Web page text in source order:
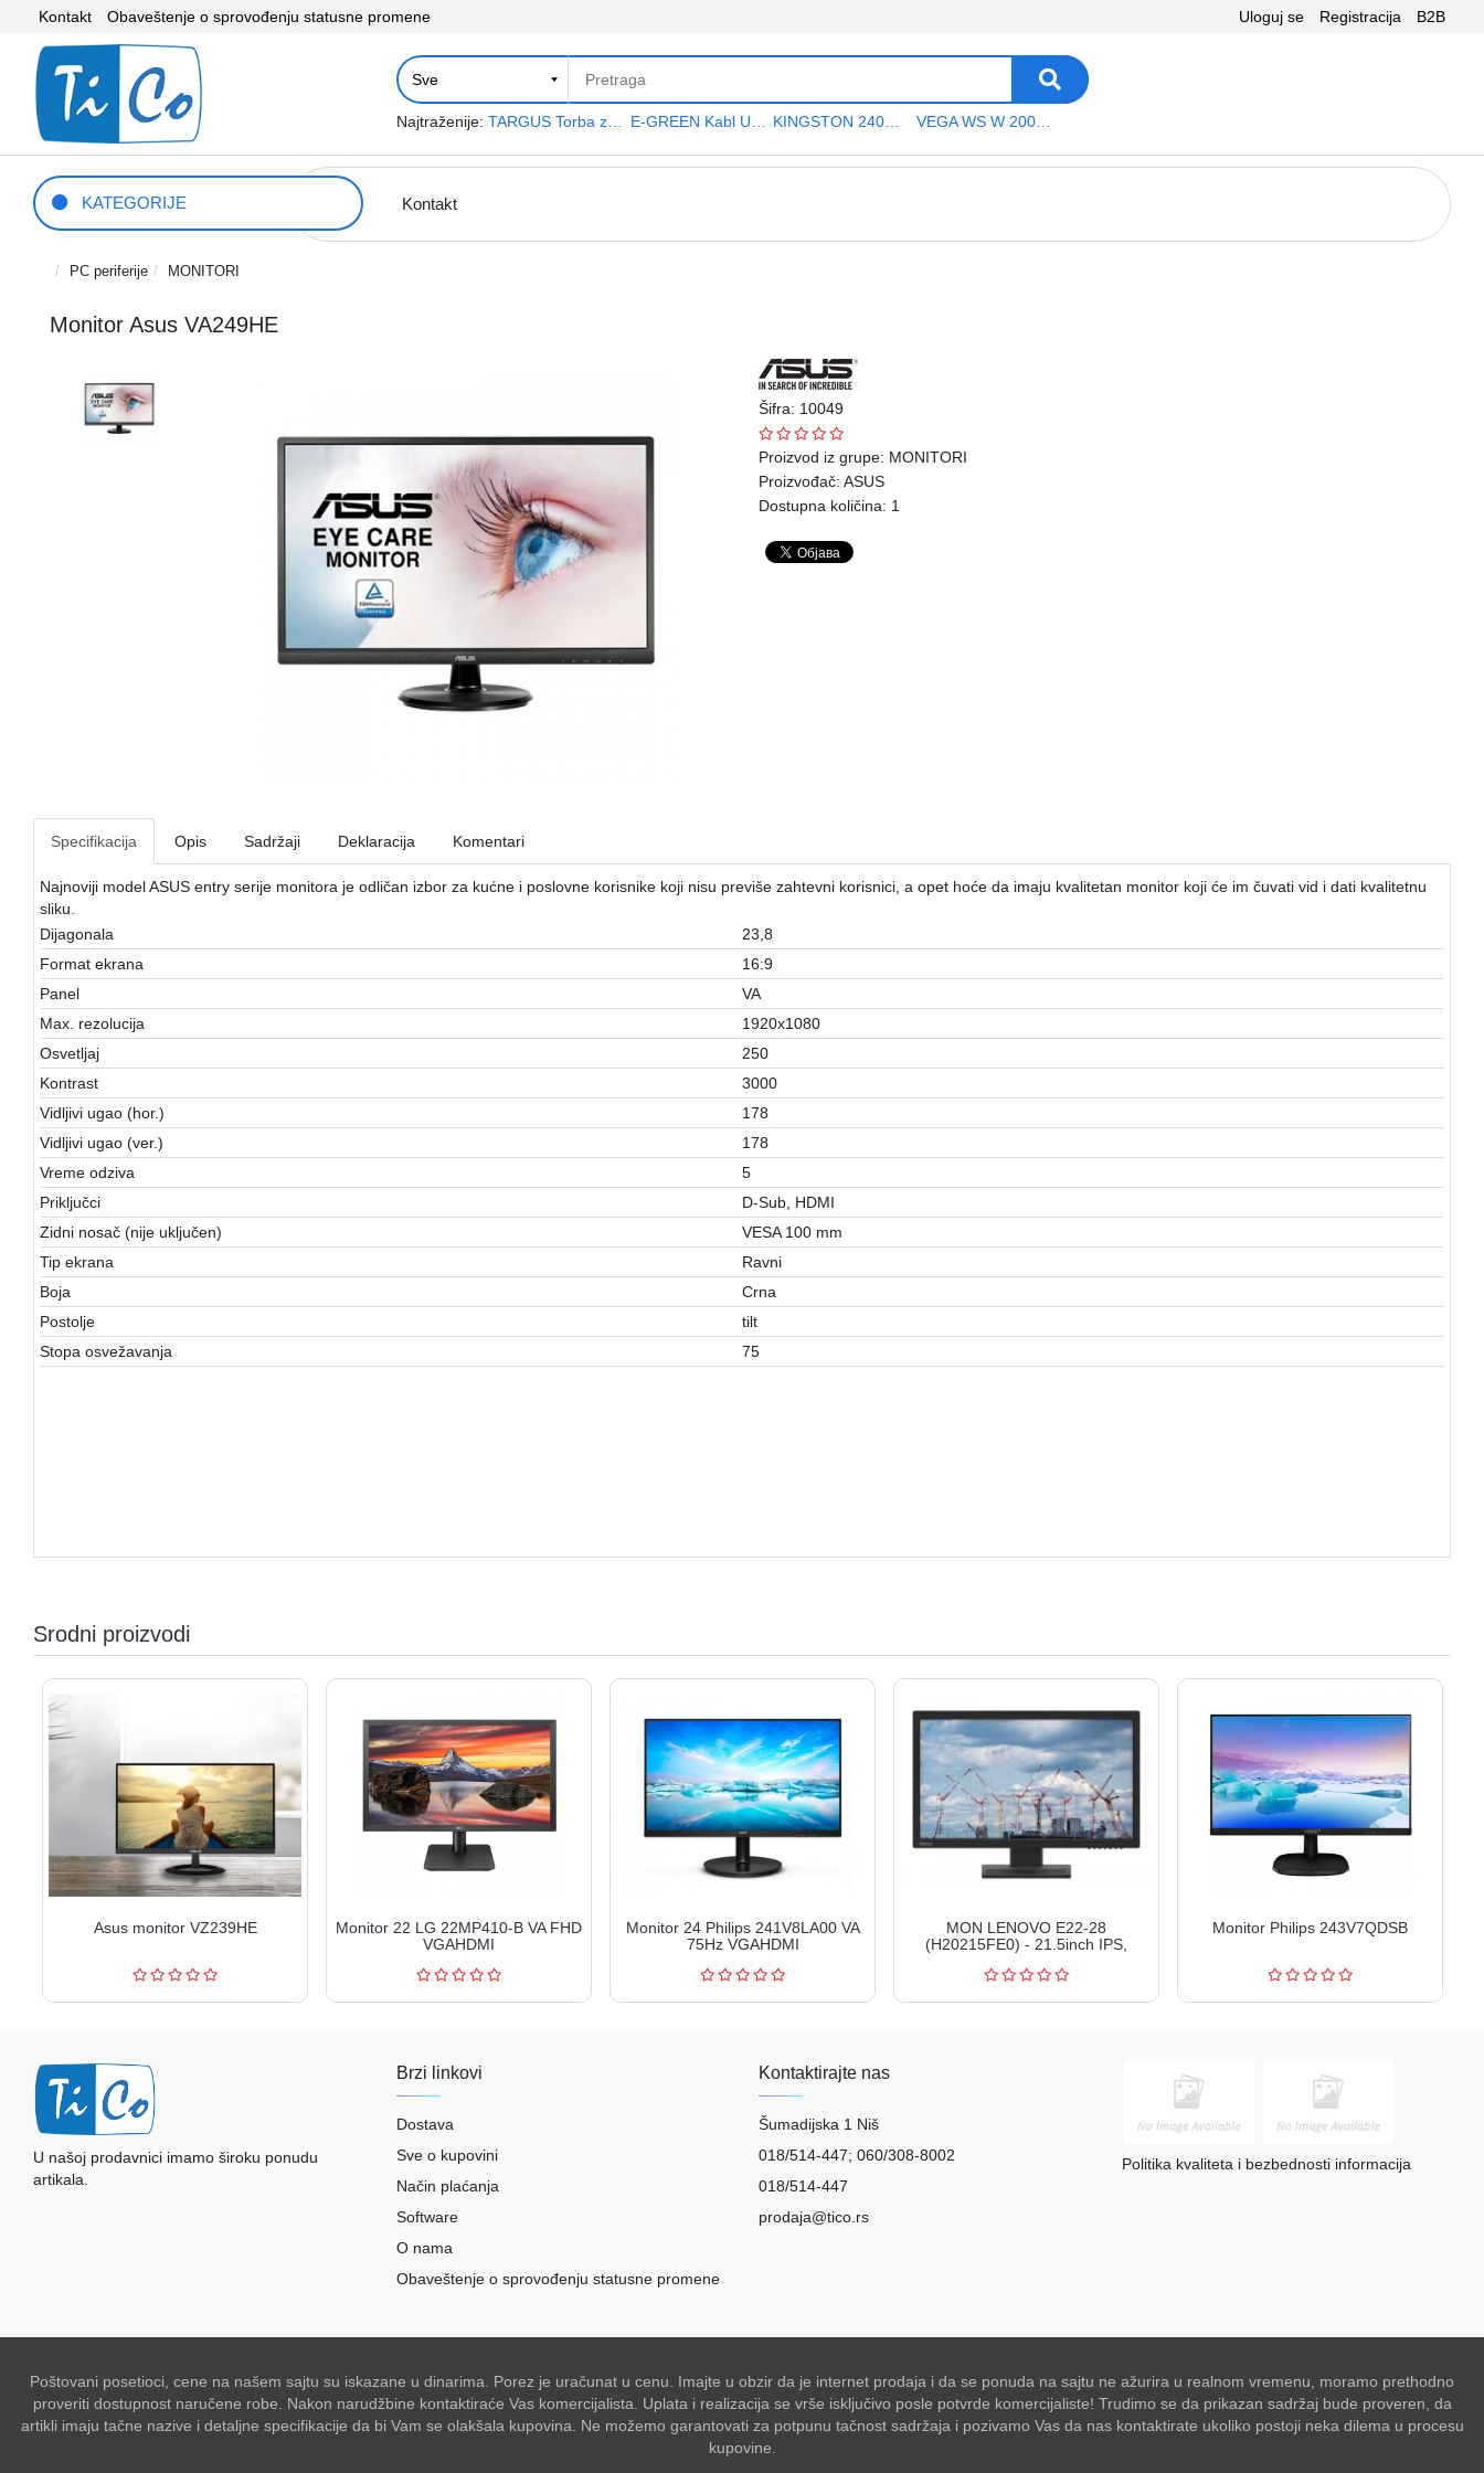
Kontakt Obaveštenje o sprovođenju statusne promene Uloguj se Registracija B2B
Najtraženije: TARGUS Torba za notebook 15.6" TAR300 VEGA WS W 200 platno
KATEGORIJE Kontakt
PC periferije MONITORI
Monitor Asus VA249HE
Šifra: 10049
Proizvod iz grupe: MONITORI
Proizvođač: ASUS
Dostupna količina: 1
Specifikacija Opis Sadržaji Deklaracija Komentari
Najnoviji model ASUS entry serije monitora je odličan izbor za kućne i poslovne korisnike koji nisu previše zahtevni korisnici, a opet hoće da imaju kvalitetan monitor koji će im čuvati vid i dati kvalitetnu
sliku.
Dijagonala
23,8
Format ekrana
16:9
Panel
VA
Max. rezolucija
1920x1080
Osvetljaj
250
Kontrast
3000
Vidljivi ugao (hor.)
178
Vidljivi ugao (ver.)
178
Vreme odziva
5
Priključci
D-Sub, HDMI
Zidni nosač (nije uključen)
VESA 100 mm
Tip ekrana
Ravni
Boja
Crna
Postolje
tilt
Stopa osvežavanja
75
Srodni proizvodi
Asus monitor VZ239HE
Monitor 22 LG 22MP410-B VA FHD
VGAHDMI
Monitor 24 Philips 241V8LA00 VA
75Hz VGAHDMI
MON LENOVO E22-28
(H20215FE0) - 21.5inch IPS,
Monitor Philips 243V7QDSB
U našoj prodavnici imamo široku ponudu
artikala.
Brzi linkovi
Dostava
Sve o kupovini
Način plaćanja
Software
O nama
Obaveštenje o sprovođenju statusne promene
Kontaktirajte nas
Šumadijska 1 Niš
018/514-447; 060/308-8002
018/514-447
prodaja@tico.rs
Politika kvaliteta i bezbednosti informacija
Poštovani posetioci, cene na našem sajtu su iskazane u dinarima. Porez je uračunat u cenu. Imajte u obzir da je internet prodaja i da se ponuda na sajtu ne ažurira u realnom vremenu, moramo prethodno
proveriti dostupnost naručene robe. Nakon narudžbine kontaktiraće Vas komercijalista. Uplata i realizacija se vrše isključivo posle potvrde komercijaliste! Trudimo se da prikazan sadržaj bude proveren, da
artikli imaju tačne nazive i detaljne specifikacije da bi Vam se olakšala kupovina. Ne možemo garantovati za potpunu tačnost sadržaja i pozivamo Vas da nas kontaktirate ukoliko postoji neka dilema u procesu
kupovine.